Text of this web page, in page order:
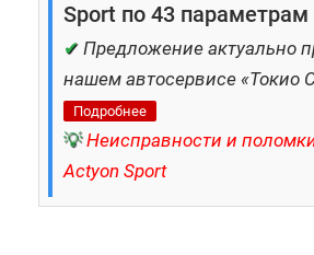
Также на борту
безопасности. К ним можно
подушки для водителя и
систему курсовой
Эксплуатация
Sport по 43 параметрам
✔ Предложение актуально
нашем автосервисе «Токио
Подробнее
💡 Неисправности и
Actyon Sport